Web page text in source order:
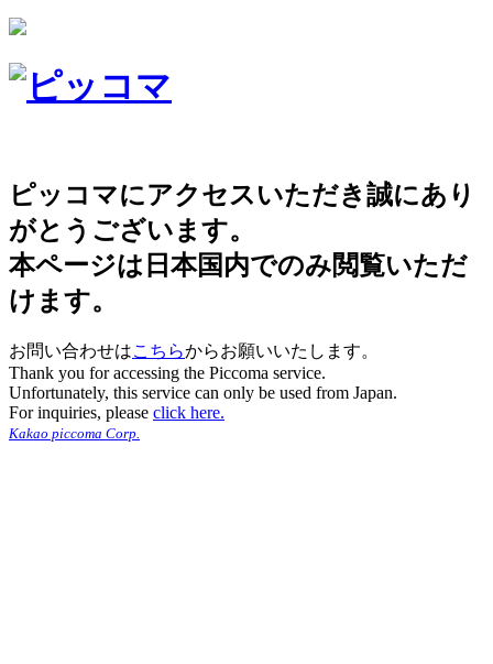
ピッコマにアクセスいただき誠にあり
がとうございます。
本ページは日本国内でのみ閲覧いただ
けます。
お問い合わせはこちらからお願いいたします。
Thank you for accessing the Piccoma service.
Unfortunately, this service can only be used from Japan.
For inquiries, please click here.
Kakao piccoma Corp.